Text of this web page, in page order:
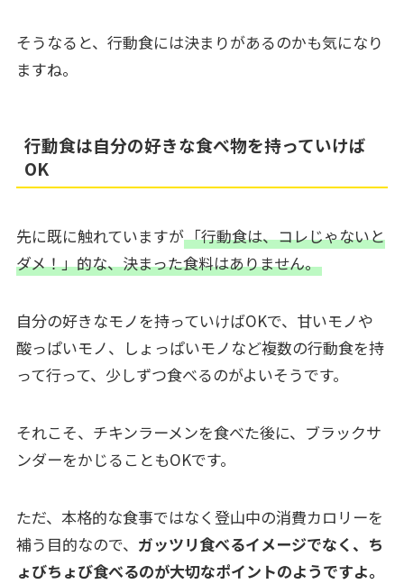
そうなると、行動食には決まりがあるのかも気になり
ますね。
行動食は自分の好きな食べ物を持っていけば
OK
先に既に触れていますが「行動食は、コレじゃないと
ダメ！」的な、決まった食料はありません。
自分の好きなモノを持っていけばOKで、甘いモノや
酸っぱいモノ、しょっぱいモノなど複数の行動食を持
って行って、少しずつ食べるのがよいそうです。
それこそ、チキンラーメンを食べた後に、ブラックサ
ンダーをかじることもOKです。
ただ、本格的な食事ではなく登山中の消費カロリーを
補う目的なので、 ガッツリ食べるイメージでなく、ち
ょびちょび食べるのが大切なポイントのようですよ。